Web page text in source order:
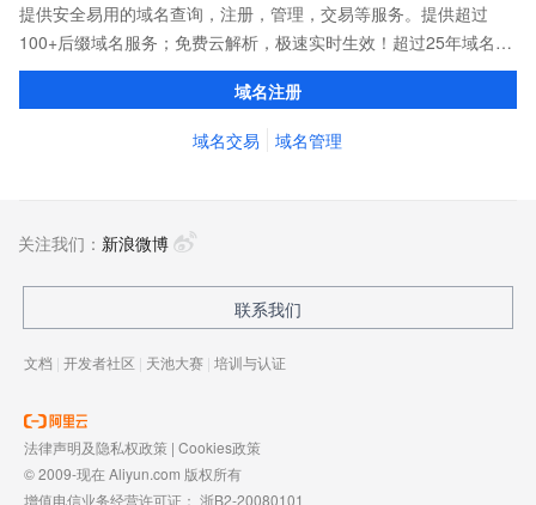
提供安全易用的域名查询，注册，管理，交易等服务。提供超过
100+后缀域名服务；免费云解析，极速实时生效！超过25年域名服
务经验，累计超过4000万个域名在阿里云注册，连续多年市场NO.1
域名注册
域名交易 域名管理
关注我们： 新浪微博
联系我们
文档 | 开发者社区 | 天池大赛 | 培训与认证
法律声明及隐私权政策 | Cookies政策
© 2009-现在 Aliyun.com 版权所有
增值电信业务经营许可证： 浙B2-20080101